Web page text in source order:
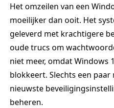
Het omzeilen van een
moeilijker dan ooit. Het
geleverd met krachtigere
oude trucs om
niet meer, omdat Windows
blokkeert. Slechts een
nieuwste
beheren.